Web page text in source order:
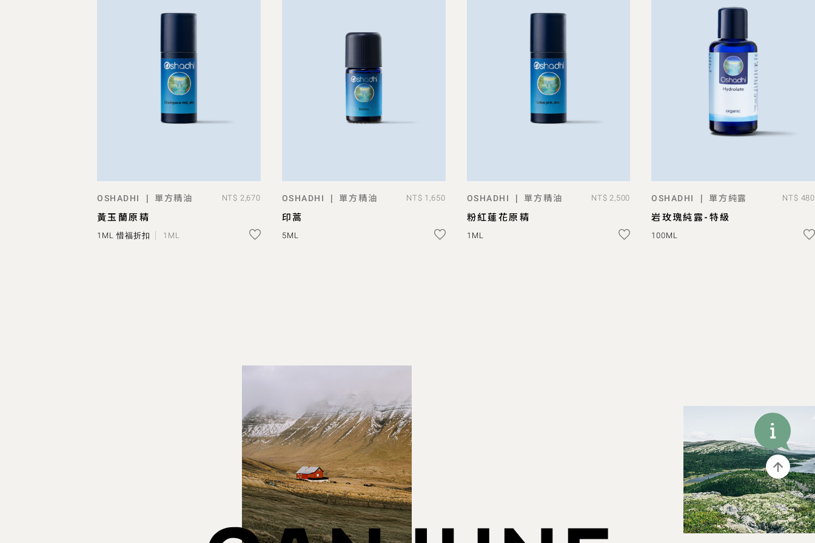
ADD TO BAG
OSHADHI | 單方精油 NT$ 2,670
黃玉蘭原精
1ML 惜福折扣 1ML
ADD TO BAG
OSHADHI | 單方精油 NT$ 1,650
印蒿
5ML
ADD TO BAG
OSHADHI | 單方精油 NT$ 2,500
粉紅蓮花原精
1ML
ADD TO BAG
OSHADHI | 單方純露 NT$ 480
岩玫瑰純露-特級
100ML